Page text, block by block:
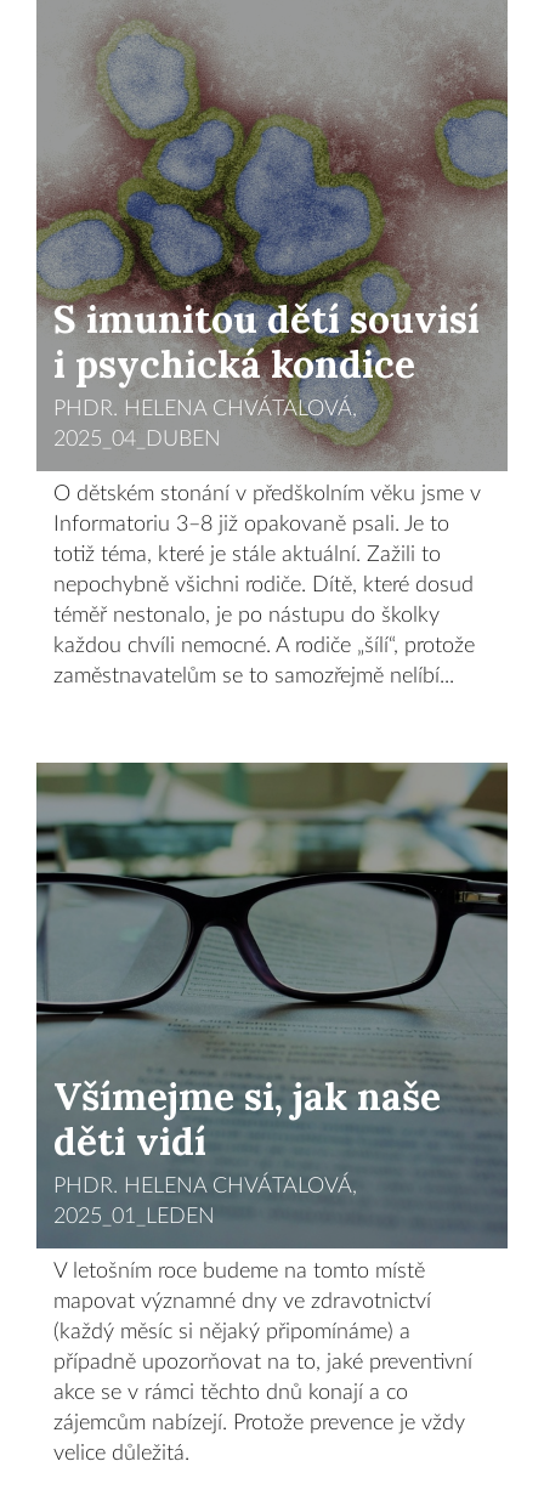
S imunitou dětí souvisí
i psychická kondice
PHDR. HELENA CHVÁTALOVÁ,
2025_04_DUBEN
O dětském stonání v předškolním věku jsme v
Informatoriu 3–8 již opakovaně psali. Je to
totiž téma, které je stále aktuální. Zažili to
nepochybně všichni rodiče. Dítě, které dosud
téměř nestonalo, je po nástupu do školky
každou chvíli nemocné. A rodiče „šílí“, protože
zaměstnavatelům se to samozřejmě nelíbí...
Všímejme si, jak naše
děti vidí
PHDR. HELENA CHVÁTALOVÁ,
2025_01_LEDEN
V letošním roce budeme na tomto místě
mapovat významné dny ve zdravotnictví
(každý měsíc si nějaký připomínáme) a
případně upozorňovat na to, jaké preventivní
akce se v rámci těchto dnů konají a co
zájemcům nabízejí. Protože prevence je vždy
velice důležitá.